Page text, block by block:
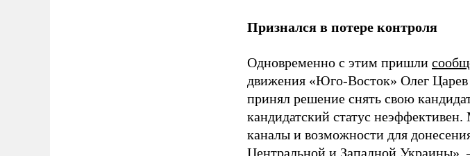
Признался в потере контроля
Одновременно с этим пришли
движения «Юго-Восток» Олег
принял решение снять свою
кандидатский статус
каналы и возможности для
Центральной и Западной Украины»,